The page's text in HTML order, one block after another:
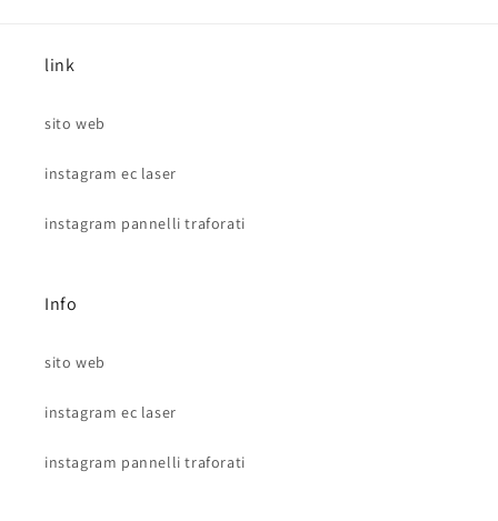
link
sito web
instagram ec laser
instagram pannelli traforati
Info
sito web
instagram ec laser
instagram pannelli traforati